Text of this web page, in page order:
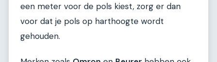
een meter voor de pols kiest, zorg er dan
voor dat je pols op harthoogte wordt
gehouden.